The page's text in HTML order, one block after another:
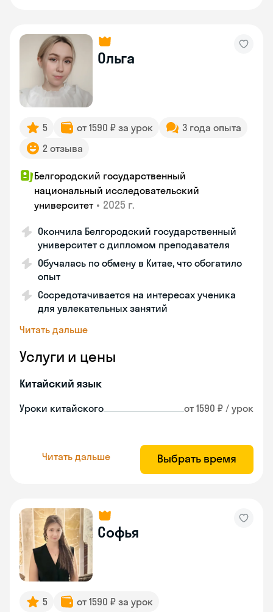
Ольга
5 от 1590 ₽ за урок
3 года опыта
2 отзыва
Белгородский государственный
национальный исследовательский
университет • 2025 г.
Окончила Белгородский государственный
университет с дипломом преподавателя
Обучалась по обмену в Китае, что обогатило
опыт
Сосредотачивается на интересах ученика
для увлекательных занятий
Читать дальше
Услуги и цены
Китайский язык
Уроки китайского от 1590 ₽ / урок
Читать дальше Выбрать время
Софья
5
от 1590 ₽ за урок